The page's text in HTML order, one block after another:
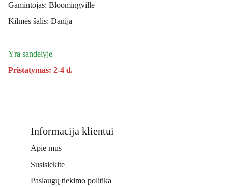
Gamintojas: Bloomingville
Kilmės šalis: Danija
Yra sandelyje
Pristatymas: 2-4 d.
Apie mus
Paslaugų tiekimo politika
Informacija klientui
Susisiekite